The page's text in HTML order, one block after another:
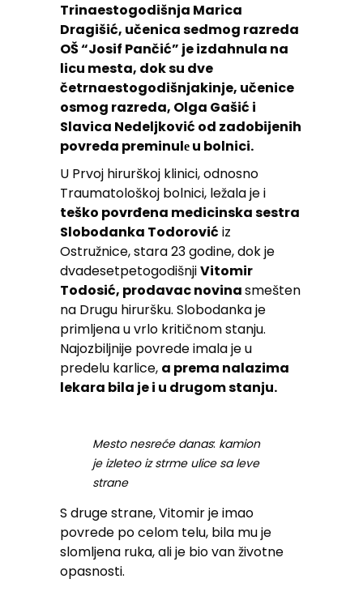
Trinaestogodišnja Marica
Dragišić, učenica sedmog razreda
OŠ “Josif Pančić” je izdahnula na
licu mesta, dok su dve
četrnaestogodišnjakinje, učenice
osmog razreda, Olga Gašić i
Slavica Nedeljković od zadobijenih
povreda preminulе u bolnici.
U Prvoj hirurškoj klinici, odnosno
Traumatološkoj bolnici, ležala je i
teško povrđena medicinska sestra
Slobodanka Todorović iz
Ostružnice, stara 23 godine, dok je
dvadesetpetogodišnjiVitomir
Todosić, prodavac novinasmešten
na Drugu hiruršku. Slobodanka je
primljena u vrlo kritičnom stanju.
Najozbiljnije povrede imala je u
predelu karlice, a prema nalazima
lekara bila je i u drugom stanju.
Mesto nesreće danas: kamion
je izleteo iz strme ulice sa leve
strane
S druge strane, Vitomir je imao
povrede po celom telu, bila mu je
slomljena ruka, ali je bio van životne
opasnosti.